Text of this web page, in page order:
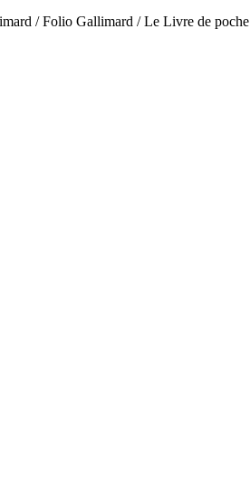
/ Folio Gallimard / Le Livre de